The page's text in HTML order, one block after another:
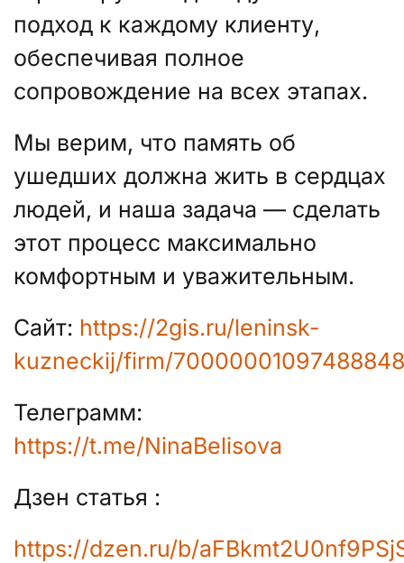
подход к каждому клиенту,
обеспечивая полное
сопровождение на всех этапах.
Мы верим, что память об
ушедших должна жить в сердцах
людей, и наша задача — сделать
этот процесс максимально
комфортным и уважительным.
Сайт: https://2gis.ru/leninsk-
kuzneckij/firm/70000001097488848
Телеграмм:
https://t.me/NinaBelisova
Дзен статья :
https://dzen.ru/b/